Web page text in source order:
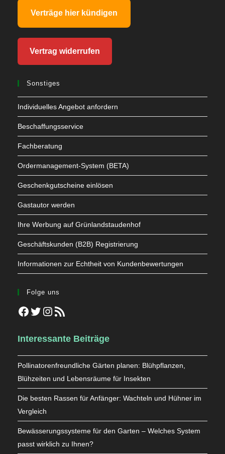
Verträge hier kündigen
Vertrag widerrufen
Sonstiges
Individuelles Angebot anfordern
Beschaffungsservice
Fachberatung
Ordermanagement-System (BETA)
Geschenkgutscheine einlösen
Gastautor werden
Ihre Werbung auf Grünlandstaudenhof
Geschäftskunden (B2B) Registrierung
Informationen zur Echtheit von Kundenbewertungen
Folge uns
Facebook
TwitterInstagram
RSS-Feed
Interessante Beiträge
Pollinatorenfreundliche Gärten planen: Blühpflanzen,
Blühzeiten und Lebensräume für Insekten
Die besten Rassen für Anfänger: Wachteln und Hühner im
Vergleich
Bewässerungssysteme für den Garten – Welches System
passt wirklich zu Ihnen?